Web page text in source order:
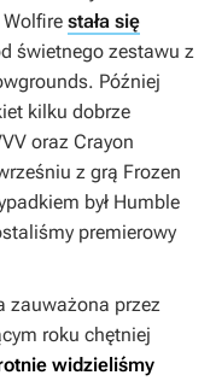
stała się
świetnego zestawu z
Później
kilku dobrze
oraz Crayon
z grą Frozen
był Humble
premierowy
zauważona przez
roku chętniej
widzieliśmy